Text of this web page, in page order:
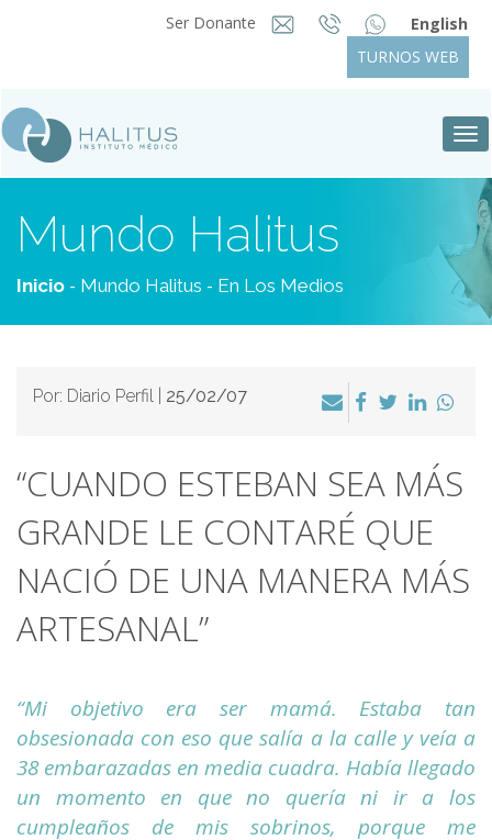
Ser Donante
English
TURNOS WEB
Mundo Halitus
Inicio - Mundo Halitus - En Los Medios
Por: Diario Perfil | 25/02/07
“CUANDO ESTEBAN SEA MÁS
GRANDE LE CONTARÉ QUE
NACIÓ DE UNA MANERA MÁS
ARTESANAL”
“Mi objetivo era ser mamá. Estaba tan
obsesionada con eso que salía a la calle y veía a
38 embarazadas en media cuadra. Había llegado
un momento en que no quería ni ir a los
cumpleaños de mis sobrinos, porque me